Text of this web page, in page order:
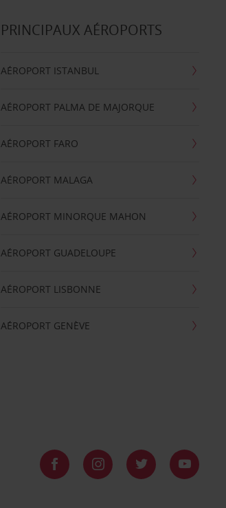
PRINCIPAUX AÉROPORTS
AÉROPORT ISTANBUL
AÉROPORT PALMA DE MAJORQUE
AÉROPORT FARO
AÉROPORT MALAGA
AÉROPORT MINORQUE MAHON
AÉROPORT GUADELOUPE
AÉROPORT LISBONNE
AÉROPORT GENÈVE